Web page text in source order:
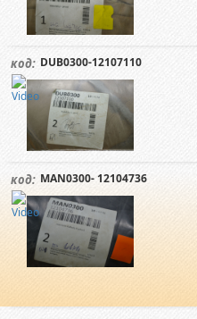
код: DUB0300-12107110
код: MAN0300- 12104736